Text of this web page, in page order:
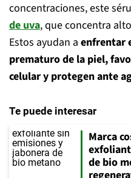
concentraciones, este
de uva, que concentra
Estos ayudan a enfrentar
prematuro de la piel,
celular y protegen ante
Te puede interesar
Marca
de bio